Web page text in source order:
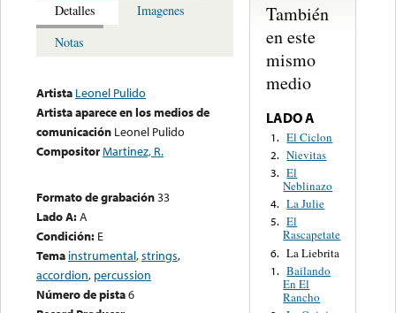
Detalles
Imagenes
Notas
Artista Leonel Pulido
Artista aparece en los medios de
comunicación Leonel Pulido
CompositorMartinez, R.
Formato de grabación33
Lado A:A
Condición: E
Tema instrumental,strings,
accordion, percussion
Número de pista6
También
en este
mismo
medio
LADO A
1. El Ciclon
2. Nievitas
3. El
Neblinazo
4. La Julie
5. El
Rascapetate
6. La Liebrita
1. Bailando
En El
Rancho